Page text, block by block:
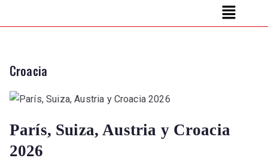
Croacia
París, Suiza, Austria y Croacia
2026